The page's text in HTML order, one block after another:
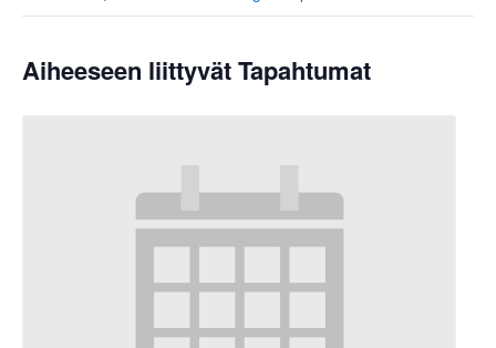
Aiheeseen liittyvät Tapahtumat